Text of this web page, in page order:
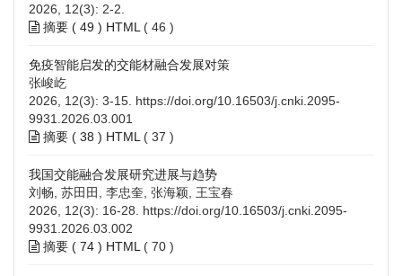
2026, 12(3): 2-2.
摘要 ( 49 ) HTML ( 46 )
免疫智能启发的交能材融合发展对策
张峻屹
2026, 12(3): 3-15. https://doi.org/10.16503/j.cnki.2095-
9931.2026.03.001
摘要 ( 38 ) HTML ( 37 )
我国交能融合发展研究进展与趋势
刘畅, 苏田田, 李忠奎, 张海颖, 王宝春
2026, 12(3): 16-28. https://doi.org/10.16503/j.cnki.2095-
9931.2026.03.002
摘要 ( 74 ) HTML ( 70 )